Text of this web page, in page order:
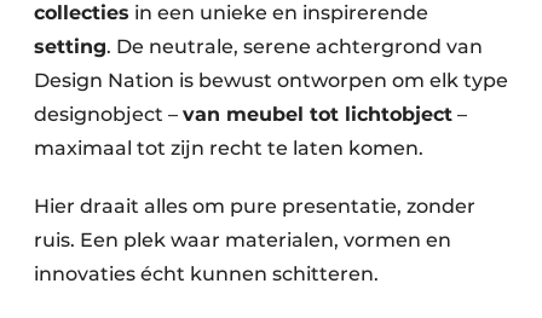
collecties in een unieke en inspirerende
setting. De neutrale, serene achtergrond van
Design Nation is bewust ontworpen om elk type
designobject – van meubel tot lichtobject –
maximaal tot zijn recht te laten komen.
Hier draait alles om pure presentatie, zonder
ruis. Een plek waar materialen, vormen en
innovaties écht kunnen schitteren.